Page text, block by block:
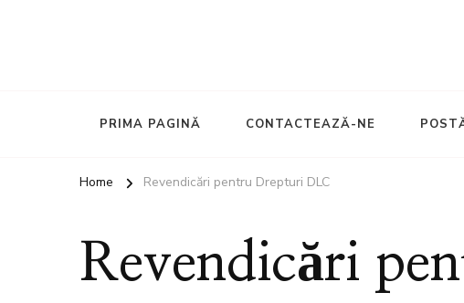
PRIMA PAGINĂ CONTACTEAZĂ-NE
Home Revendicări pentru Drepturi DLC
Revendicări